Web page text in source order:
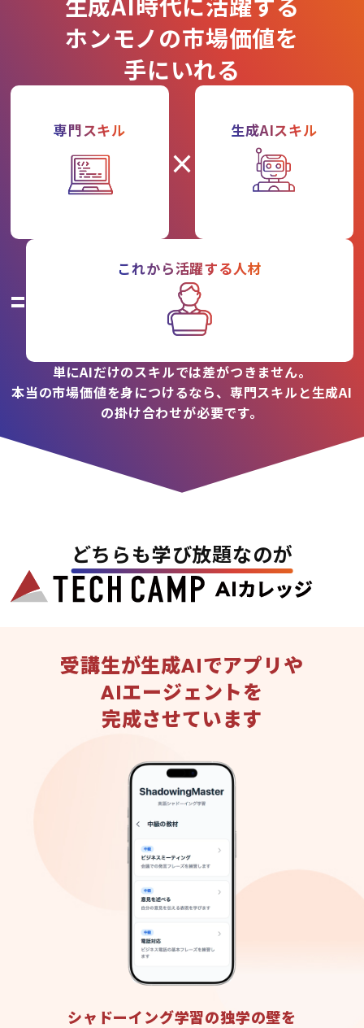
ホンモノの市場価値を
手にいれる
専門スキル
×
生成AIスキル
=
これから活躍する人材
単にAIだけのスキルでは差がつきません。
本当の市場価値を身につけるなら、専門スキルと生成AI
の掛け合わせが必要です。
どちらも学び放題なのが
受講生が生成AIでアプリや
AIエージェントを
完成させています
シャドーイング学習の独学の壁を